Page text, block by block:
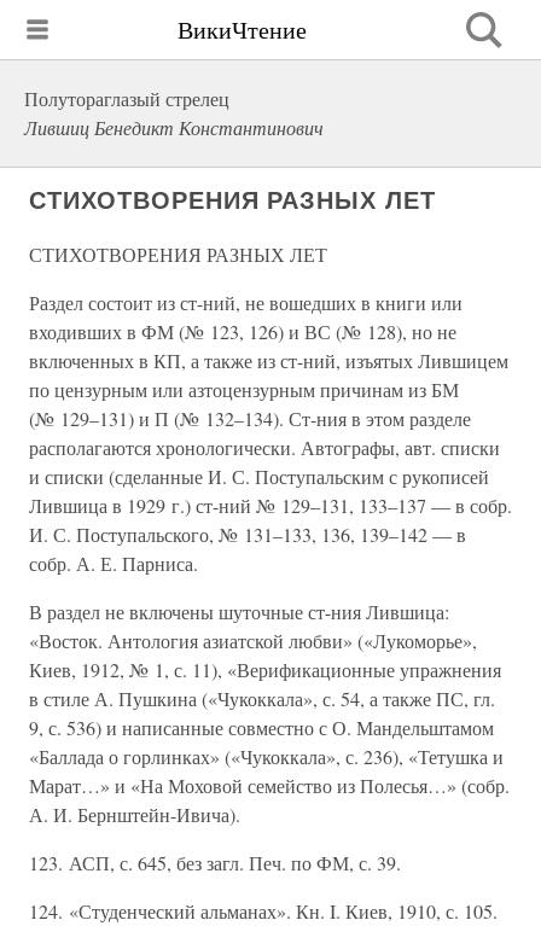
ВикиЧтение
Полутораглазый стрелец
Лившиц Бенедикт Константинович
СТИХОТВОРЕНИЯ РАЗНЫХ ЛЕТ
СТИХОТВОРЕНИЯ РАЗНЫХ ЛЕТ
Раздел состоит из ст-ний, не вошедших в книги или
входивших в ФМ (№ 123, 126) и ВС (№ 128), но не
включенных в КП, а также из ст-ний, изъятых Лившицем
по цензурным или азтоцензурным причинам из БМ
(№ 129–131) и П (№ 132–134). Ст-ния в этом разделе
располагаются хронологически. Автографы, авт. списки
и списки (сделанные И. С. Поступальским с рукописей
Лившица в 1929 г.) ст-ний № 129–131, 133–137 — в собр.
И. С. Поступальского, № 131–133, 136, 139–142 — в
собр. А. Е. Парниса.
В раздел не включены шуточные ст-ния Лившица:
«Восток. Антология азиатской любви» («Лукоморье»,
Киев, 1912, № 1, с. 11), «Верификационные упражнения
в стиле А. Пушкина («Чукоккала», с. 54, а также ПС, гл.
9, с. 536) и написанные совместно с О. Мандельштамом
«Баллада о горлинках» («Чукоккала», с. 236), «Тетушка и
Марат…» и «На Моховой семейство из Полесья…» (собр.
А. И. Бернштейн-Ивича).
123. АСП, с. 645, без загл. Печ. по ФМ, с. 39.
124. «Студенческий альманах». Кн. I. Киев, 1910, с. 105.